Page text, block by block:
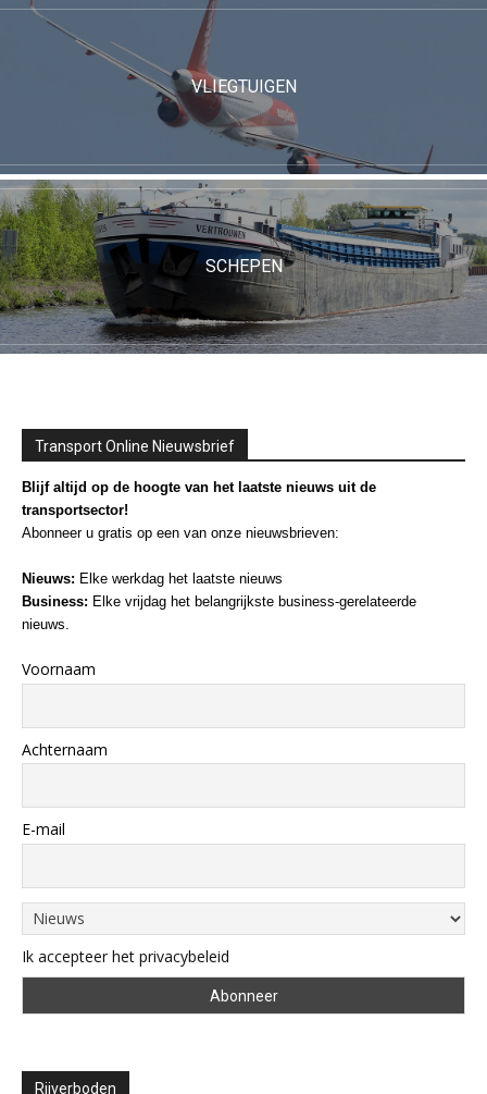
VLIEGTUIGEN
SCHEPEN
Transport Online Nieuwsbrief
Blijf altijd op de hoogte van het laatste nieuws uit de
transportsector!
Abonneer u gratis op een van onze nieuwsbrieven:
Nieuws: Elke werkdag het laatste nieuws
Business: Elke vrijdag het belangrijkste business-gerelateerde
nieuws.
Voornaam
Achternaam
E-mail
Ik accepteer het privacybeleid
Rijverboden